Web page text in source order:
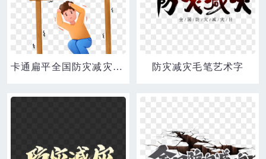
卡通扁平全国防灾减灾日素材 防灾减灾毛笔艺术字